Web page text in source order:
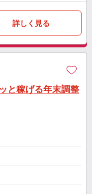
詳しく見る
と稼げる年末調整